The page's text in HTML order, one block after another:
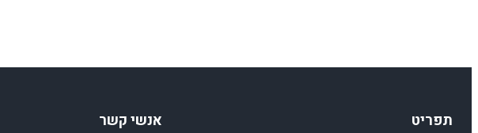
תפריט אנשי קשר